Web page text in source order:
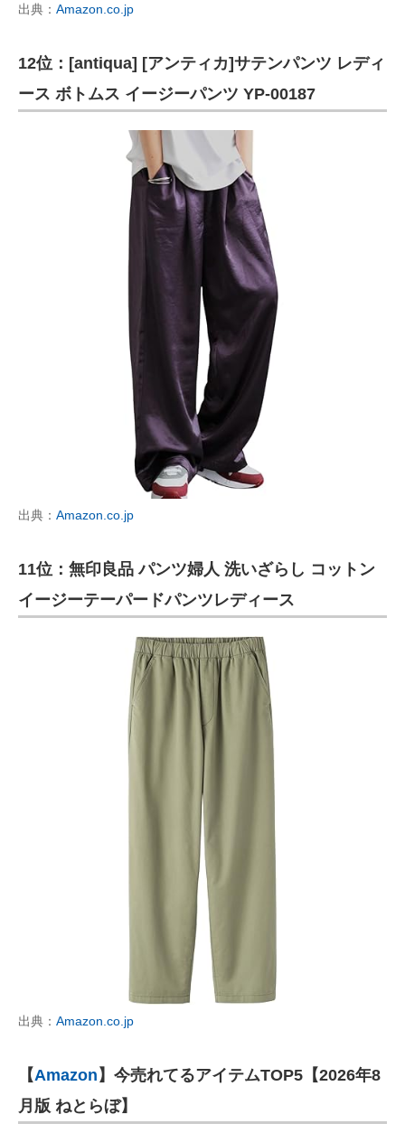
出典： Amazon.co.jp
12位：[antiqua] [アンティカ]サテンパンツ レディ
ース ボトムス イージーパンツ YP-00187
出典： Amazon.co.jp
11位：無印良品 パンツ婦人 洗いざらし コットン
イージーテーパードパンツレディース
出典： Amazon.co.jp
【Amazon 】今売れてるアイテムTOP5【2026年8
月版 ねとらぼ】